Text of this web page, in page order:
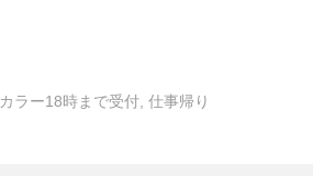
カラー18時まで受付, 仕事帰り